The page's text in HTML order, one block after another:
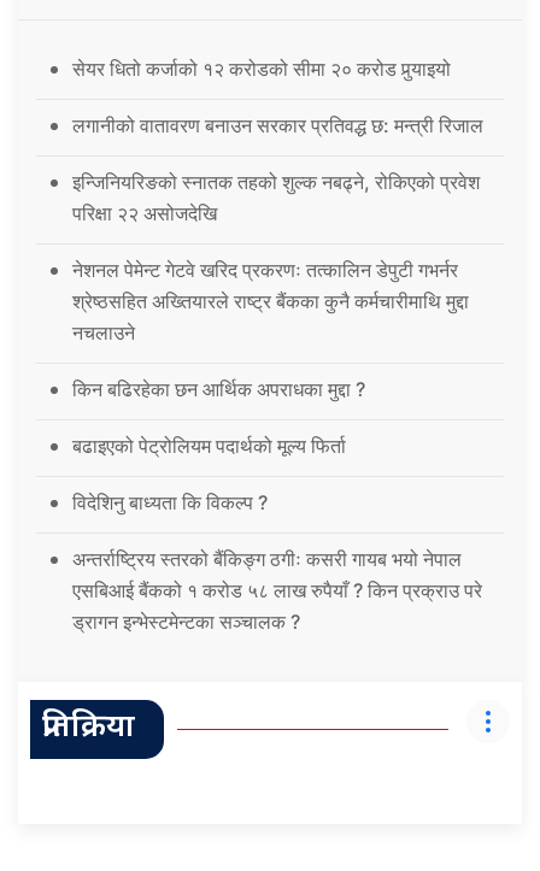
सेयर धितो कर्जाको १२ करोडको सीमा २० करोड पुर्‍याइयो
लगानीको वातावरण बनाउन सरकार प्रतिवद्ध छ: मन्त्री रिजाल
इन्जिनियरिङको स्नातक तहको शुल्क नबढ्ने, रोकिएको प्रवेश
परिक्षा २२ असोजदेखि
नेशनल पेमेन्ट गेटवे खरिद प्रकरणः तत्कालिन डेपुटी गभर्नर
श्रेष्ठसहित अख्तियारले राष्ट्र बैंकका कुनै कर्मचारीमाथि मुद्दा
नचलाउने
किन बढिरहेका छन आर्थिक अपराधका मुद्दा ?
बढाइएको पेट्रोलियम पदार्थको मूल्य फिर्ता
विदेशिनु बाध्यता कि विकल्प ?
अन्तर्राष्ट्रिय स्तरको बैंकिङ्ग ठगीः कसरी गायब भयो नेपाल
एसबिआई बैंकको १ करोड ५८ लाख रुपैयाँ ? किन प्रक्राउ परे
ड्रागन इन्भेस्टमेन्टका सञ्चालक ?
प्रतिक्रिया